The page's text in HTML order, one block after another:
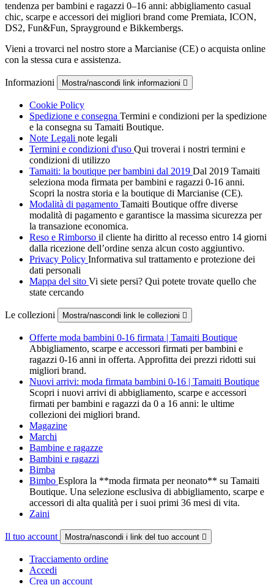
tendenza per bambini e ragazzi 0–16 anni: abbigliamento casual
chic, scarpe e accessori dei migliori brand come Premiata, ICON,
DS2, Fun&Fun, Sprayground e Bikkembergs.
Vieni a trovarci nel nostro store a Marcianise (CE) o acquista online
con la stessa cura e assistenza.
Informazioni Mostra/nascondi link informazioni 
Cookie Policy
Spedizione e consegna Termini e condizioni per la spedizione
e la consegna su Tamaiti Boutique.
Note Legali note legali
Termini e condizioni d'uso Qui troverai i nostri termini e
condizioni di utilizzo
Tamaiti: la boutique per bambini dal 2019 Dal 2019 Tamaiti
seleziona moda firmata per bambini e ragazzi 0-16 anni.
Scopri la nostra storia e la boutique di Marcianise (CE).
Modalità di pagamento Tamaiti Boutique offre diverse
modalità di pagamento e garantisce la massima sicurezza per
la transazione economica.
Reso e Rimborso il cliente ha diritto al recesso entro 14 giorni
dalla ricezione dell’ordine senza alcun costo aggiuntivo.
Privacy Policy Informativa sul trattamento e protezione dei
dati personali
Mappa del sito Vi siete persi? Qui potete trovate quello che
state cercando
Le collezioni Mostra/nascondi link le collezioni 
Offerte moda bambini 0-16 firmata | Tamaiti Boutique
Abbigliamento, scarpe e accessori firmati per bambini e
ragazzi 0-16 anni in offerta. Approfitta dei prezzi ridotti sui
migliori brand.
Nuovi arrivi: moda firmata bambini 0-16 | Tamaiti Boutique
Scopri i nuovi arrivi di abbigliamento, scarpe e accessori
firmati per bambini e ragazzi da 0 a 16 anni: le ultime
collezioni dei migliori brand.
Magazine
Marchi
Bambine e ragazze
Bambini e ragazzi
Bimba
Bimbo Esplora la **moda firmata per neonato** su Tamaiti
Boutique. Una selezione esclusiva di abbigliamento, scarpe e
accessori di alta qualità per i suoi primi 36 mesi di vita.
Zaini
Il tuo account Mostra/nascondi i link del tuo account 
Tracciamento ordine
Accedi
Crea un account